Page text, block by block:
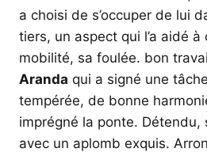
a choisi de s’occuper de lui
tiers, un aspect qui l’a aidé à
mobilité, sa foulée. bon
Aranda qui a signé une
tempérée, de bonne
imprégné la ponte. Détendu,
avec un aplomb exquis.